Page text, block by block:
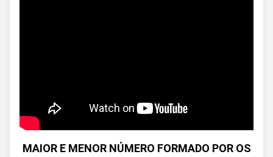
MAIOR E MENOR NÚMERO FORMADO POR OS